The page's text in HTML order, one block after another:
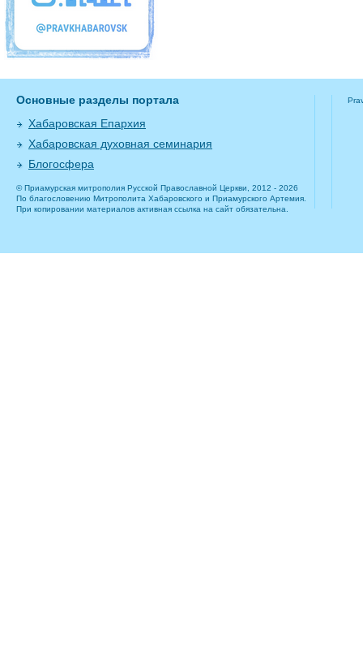
Основные разделы портала
Хабаровская Епархия
Хабаровская духовная семинария
Блогосфера
© Приамурская митрополия Русской Православной Церкви, 2012 - 2026
По благословению Митрополита Хабаровского и Приамурского Артемия.
При копировании материалов активная ссылка на сайт обязательна.